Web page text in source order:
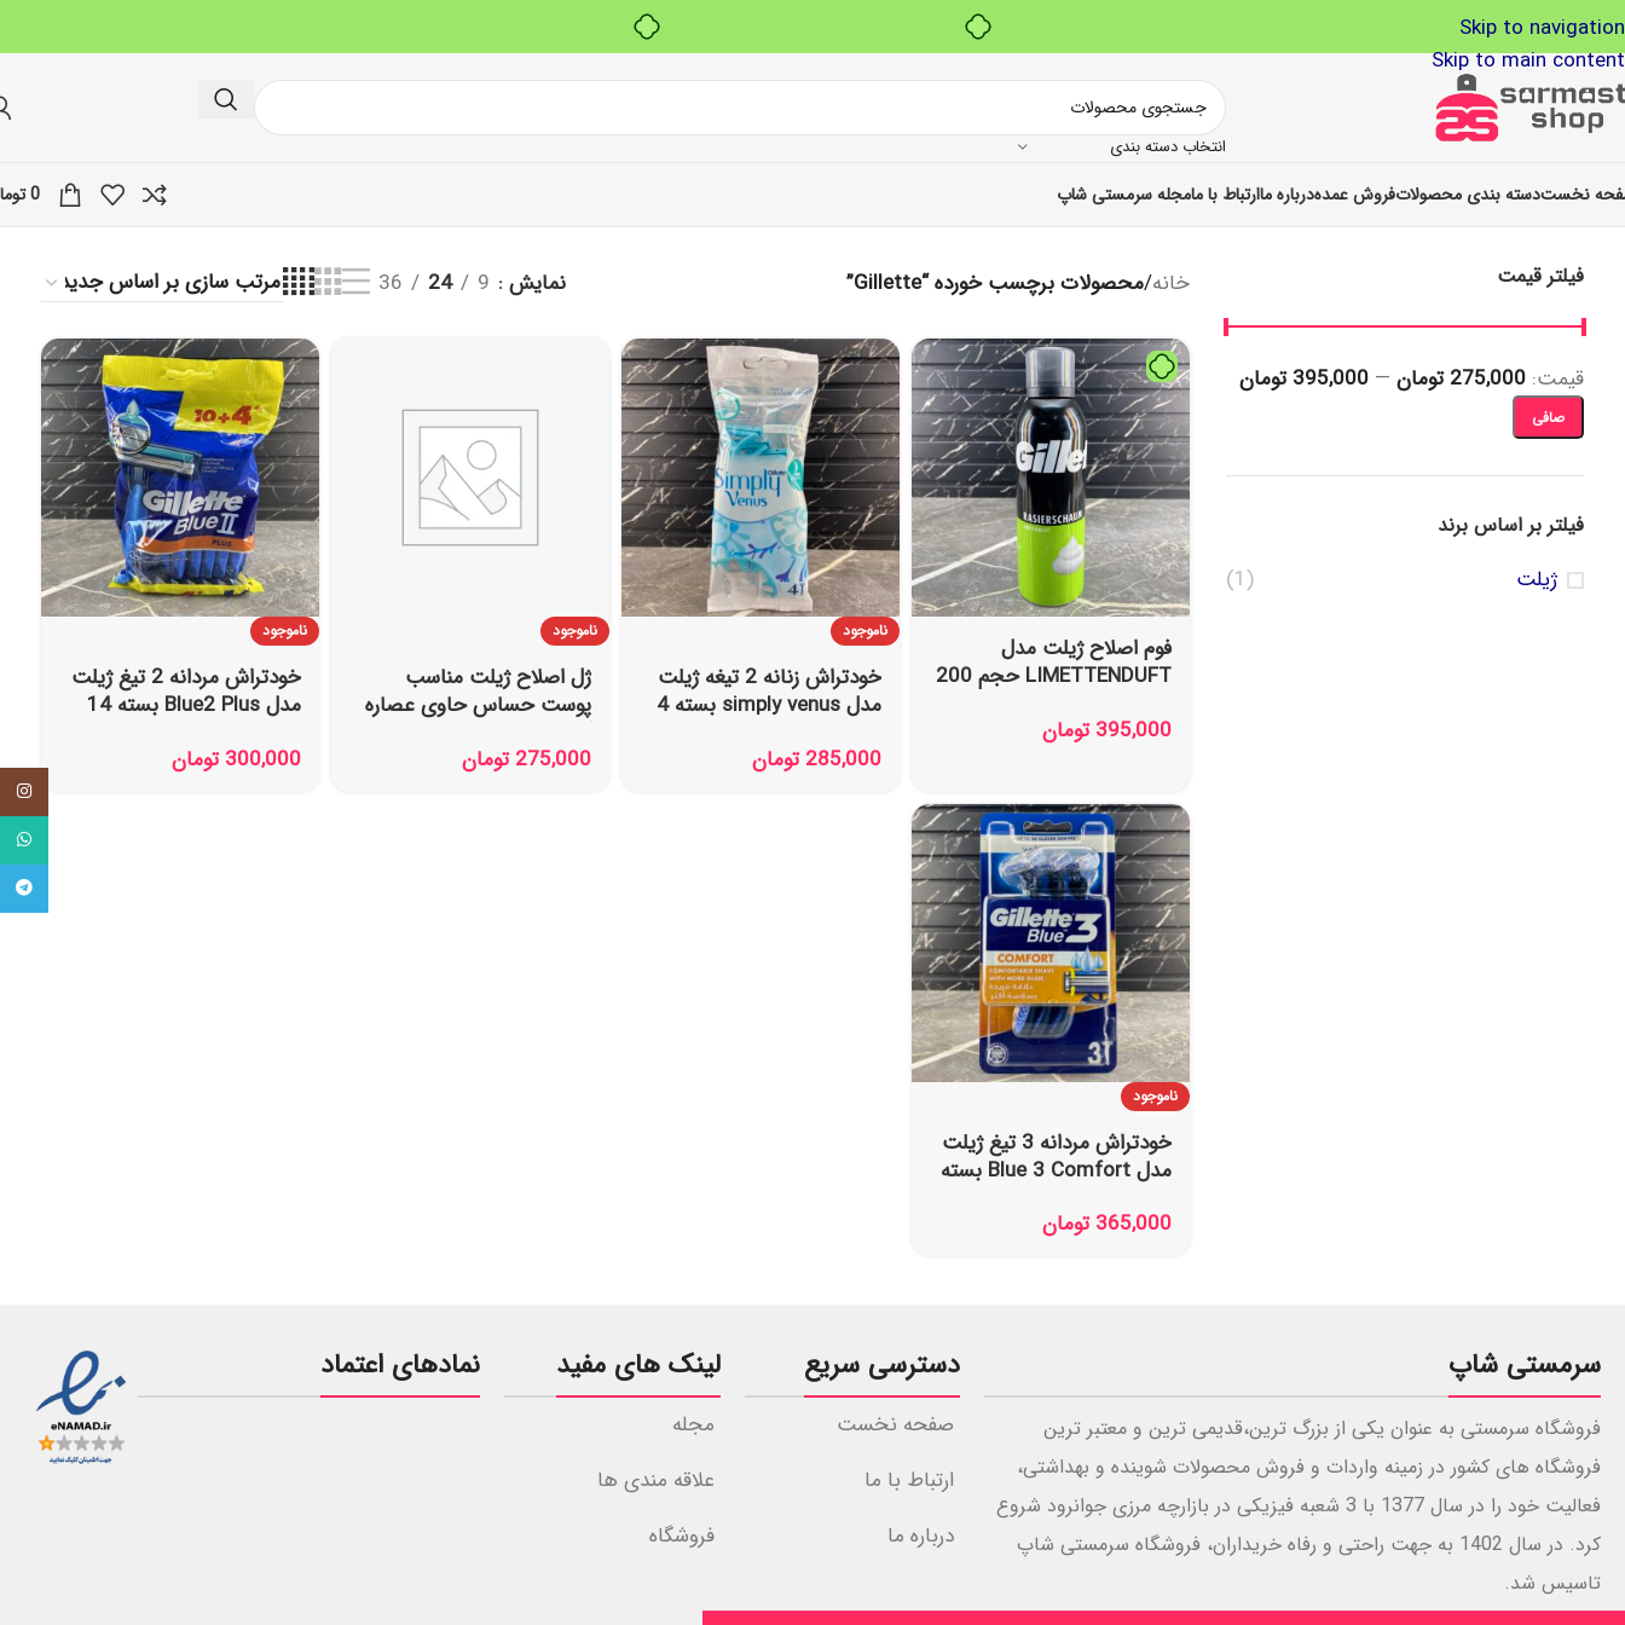
Skip to navigation
Skip to main content
انتخاب دسته بندی
نخستدسته بندی محصولاتفروش عمدهدرباره ماارتباط با مامجله سرمستی شاپ 0
فیلتر قیمت
صافی
قيمت: 275,000 تومان — 395,000 تومان
فیلتر بر اساس برند
ژیلت (1)
خانه/محصولات برچسب خورده “Gillette” نمایش 9
24
36
فوم اصلاح ژیلت مدل
LIMETTENDUFT حجم 200
395,000 تومان
ناموجود
خودتراش زنانه 2 تیغه ژیلت
مدل simply venus بسته 4
285,000 تومان
ناموجود
ژل اصلاح ژیلت مناسب
پوست حساس حاوی عصاره
275,000 تومان
ناموجود
خودتراش مردانه 2 تیغ ژیلت
مدل Blue2 Plus بسته 14
300,000 تومان
ناموجود
خودتراش مردانه 3 تیغ ژیلت
مدل Blue 3 Comfort بسته
365,000 تومان
سرمستی شاپ
فروشگاه سرمستی به عنوان یکی از بزرگ ترین،قدیمی ترین و معتبر ترین
فروشگاه های کشور در زمینه واردات و فروش محصولات شوینده و بهداشتی،
فعالیت خود را در سال 1377 با 3 شعبه فیزیکی در بازارچه مرزی جوانرود شروع
کرد. در سال 1402 به جهت راحتی و رفاه خریداران، فروشگاه سرمستی شاپ
تاسیس شد.
دسترسی سریع
صفحه نخست
ارتباط با ما
درباره ما
لینک های مفید
مجله
علاقه مندی ها
فروشگاه
نمادهای اعتماد